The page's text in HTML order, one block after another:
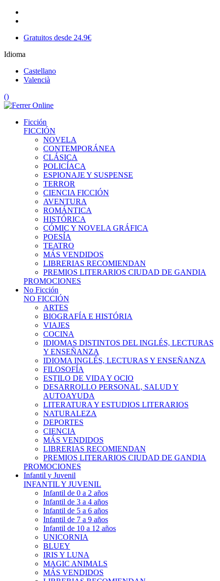
Gratuitos desde 24.9€
Idioma
Castellano
Valencià
()
Ficción
FICCIÓN
NOVELA
CONTEMPORÁNEA
CLÁSICA
POLICÍACA
ESPIONAJE Y SUSPENSE
TERROR
CIENCIA FICCIÓN
AVENTURA
ROMÁNTICA
HISTÓRICA
CÓMIC Y NOVELA GRÁFICA
POESÍA
TEATRO
MÁS VENDIDOS
LIBRERIAS RECOMIENDAN
PREMIOS LITERARIOS CIUDAD DE GANDIA
PROMOCIONES
No Ficción
NO FICCIÓN
ARTES
BIOGRAFÍA E HISTÓRIA
VIAJES
COCINA
IDIOMAS DISTINTOS DEL INGLÉS, LECTURAS
Y ENSEÑANZA
IDIOMA INGLÉS, LECTURAS Y ENSEÑANZA
FILOSOFÍA
ESTILO DE VIDA Y OCIO
DESARROLLO PERSONAL, SALUD Y
AUTOAYUDA
LITERATURA Y ESTUDIOS LITERARIOS
NATURALEZA
DEPORTES
CIENCIA
MÁS VENDIDOS
LIBRERIAS RECOMIENDAN
PREMIOS LITERARIOS CIUDAD DE GANDIA
PROMOCIONES
Infantil y Juvenil
INFANTIL Y JUVENIL
Infantil de 0 a 2 años
Infantil de 3 a 4 años
Infantil de 5 a 6 años
Infantil de 7 a 9 años
Infantil de 10 a 12 años
UNICORNIA
BLUEY
IRIS Y LUNA
MAGIC ANIMALS
MÁS VENDIDOS